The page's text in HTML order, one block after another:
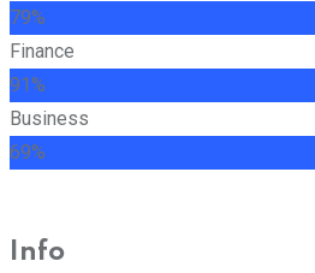
79%
Finance
91%
Business
69%
Info